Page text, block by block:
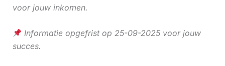
voor jouw inkomen.
Informatie opgefrist op 25-09-2025 voor jouw
succes.